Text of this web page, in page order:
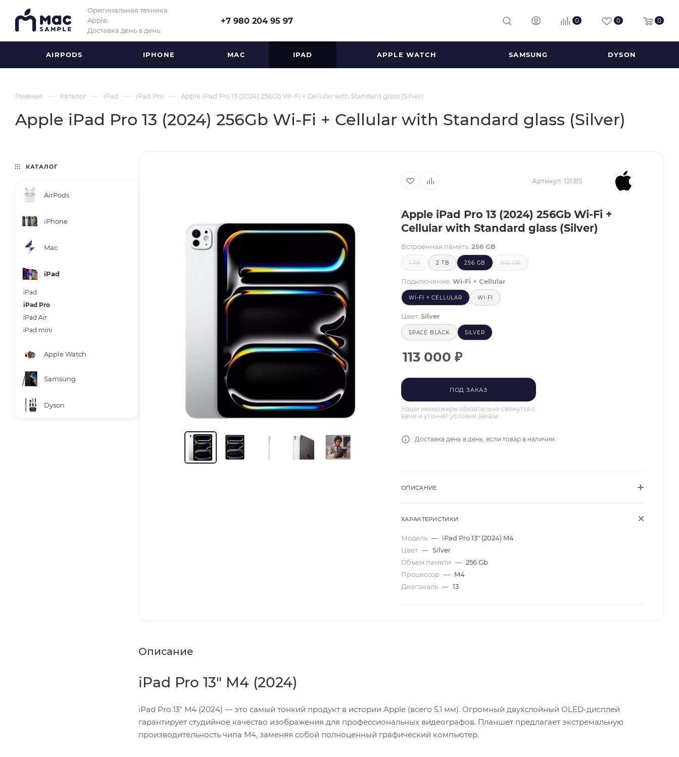
Оригинальная техника
Apple.
Доставка день в день.
+7 980 204 95 97 0 0 0
AIRPODS IPHONE MAC IPAD APPLE WATCH SAMSUNG DYSON
Главная — Каталог — iPad — iPad Pro — Apple iPad Pro 13 (2024) 256Gb Wi-Fi + Cellular with Standard glass (Silver)
Apple iPad Pro 13 (2024) 256Gb Wi-Fi + Cellular with Standard glass (Silver)
Артикул: 121315
Apple iPad Pro 13 (2024) 256Gb Wi-Fi +
Cellular with Standard glass (Silver)
Встроенная память: 256 GB
1 TB 2 TB 256 GB 512 GB
Подключение: Wi-Fi + Cellular
WI-FI + CELLULAR WI-FI
Цвет: Silver
SPACE BLACK SILVER
113 000 ₽
ПОД ЗАКАЗ
Наши менеджеры обязательно свяжутся с
вами и уточнят условия заказа
Доставка день в день, если товар в наличии.
ОПИСАНИЕ
ХАРАКТЕРИСТИКИ
Модель — iPad Pro 13" (2024) M4
Цвет — Silver
Объем памяти — 256 Gb
Процессор — M4
Диагональ — 13
Описание
iPad Pro 13" M4 (2024)
iPad Pro 13" M4 (2024) — это самый тонкий продукт в истории Apple (всего 5.1 мм). Огромный двухслойный OLED-дисплей
гарантирует студийное качество изображения для профессиональных видеографов. Планшет предлагает экстремальную
производительность чипа M4, заменяя собой полноценный графический компьютер.
КАТАЛОГ
AirPods
iPhone
Mac
iPad
iPad
iPad Pro
iPad Air
iPad mini
Apple Watch
Samsung
Dyson